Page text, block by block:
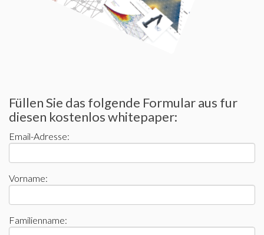
Füllen Sie das folgende Formular aus fur
diesen kostenlos whitepaper:
Email-Adresse:
Vorname:
Familienname: